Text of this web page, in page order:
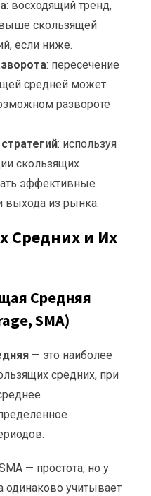
: восходящий тренд,
выше скользящей
если ниже.
: пересечение
средней может
развороте
: используя
скользящих
эффективные
выхода из рынка.
Средних и Их
Средняя
SMA)
— это наиболее
средних, при
— простота, но у
одинаково учитывает